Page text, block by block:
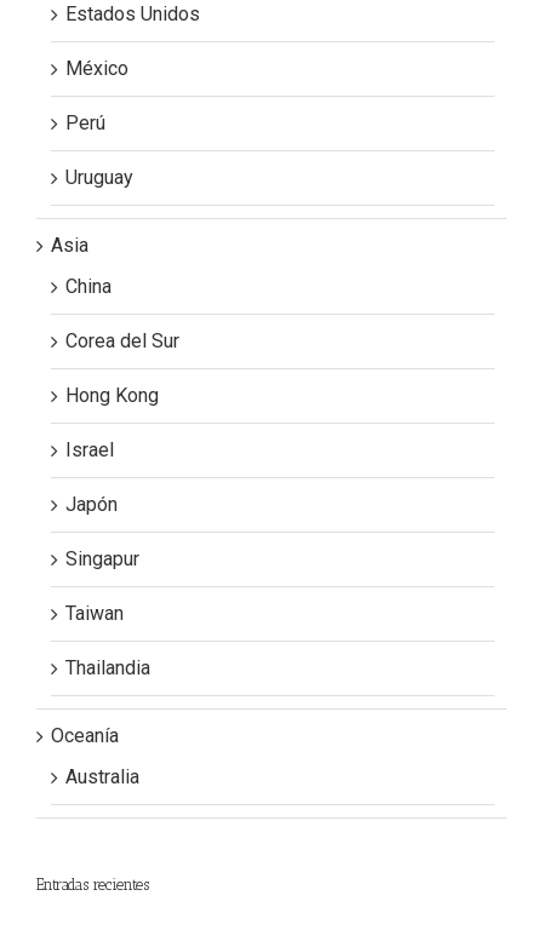
Estados Unidos
México
Perú
Uruguay
Asia
China
Corea del Sur
Hong Kong
Israel
Japón
Singapur
Taiwan
Thailandia
Oceanía
Australia
Entradas recientes